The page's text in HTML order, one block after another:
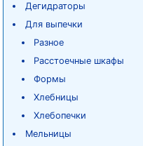
Дегидраторы
Для выпечки
Разное
Расстоечные шкафы
Формы
Хлебницы
Хлебопечки
Мельницы